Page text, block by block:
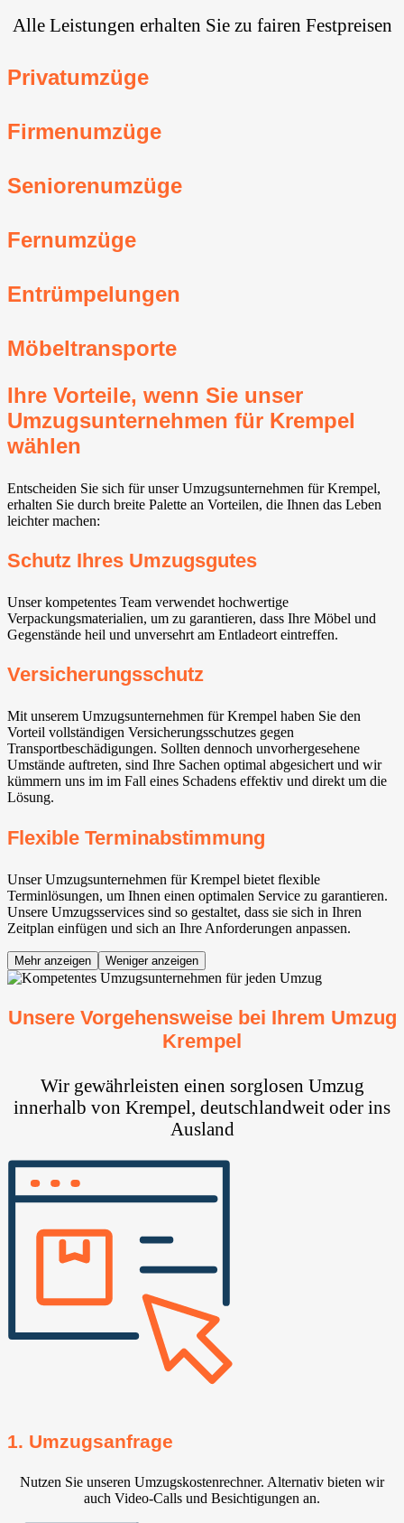
Alle Leistungen erhalten Sie zu fairen Festpreisen
Privatumzüge
Firmenumzüge
Seniorenumzüge
Fernumzüge
Entrümpelungen
Möbeltransporte
Ihre Vorteile, wenn Sie unser
Umzugsunternehmen für Krempel
wählen
Entscheiden Sie sich für unser Umzugsunternehmen für Krempel,
erhalten Sie durch breite Palette an Vorteilen, die Ihnen das Leben
leichter machen:
Schutz Ihres Umzugsgutes
Unser kompetentes Team verwendet hochwertige
Verpackungsmaterialien, um zu garantieren, dass Ihre Möbel und
Gegenstände heil und unversehrt am Entladeort eintreffen.
Versicherungsschutz
Mit unserem Umzugsunternehmen für Krempel haben Sie den
Vorteil vollständigen Versicherungsschutzes gegen
Transportbeschädigungen. Sollten dennoch unvorhergesehene
Umstände auftreten, sind Ihre Sachen optimal abgesichert und wir
kümmern uns im im Fall eines Schadens effektiv und direkt um die
Lösung.
Flexible Terminabstimmung
Unser Umzugsunternehmen für Krempel bietet flexible
Terminlösungen, um Ihnen einen optimalen Service zu garantieren.
Unsere Umzugsservices sind so gestaltet, dass sie sich in Ihren
Zeitplan einfügen und sich an Ihre Anforderungen anpassen.
Mehr anzeigen Weniger anzeigen
Unsere Vorgehensweise bei Ihrem Umzug
Krempel
Wir gewährleisten einen sorglosen Umzug
innerhalb von Krempel, deutschlandweit oder ins
Ausland
1. Umzugsanfrage
Nutzen Sie unseren Umzugskostenrechner. Alternativ bieten wir
auch Video-Calls und Besichtigungen an.